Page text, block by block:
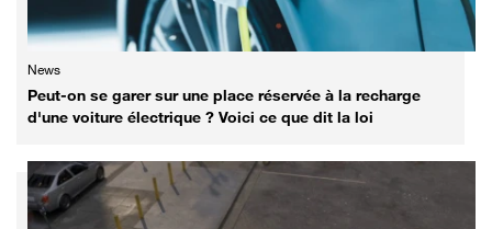
News
Peut-on se garer sur une place réservée à la recharge
d'une voiture électrique ? Voici ce que dit la loi